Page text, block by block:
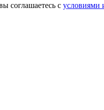
соглашаетесь с условиями